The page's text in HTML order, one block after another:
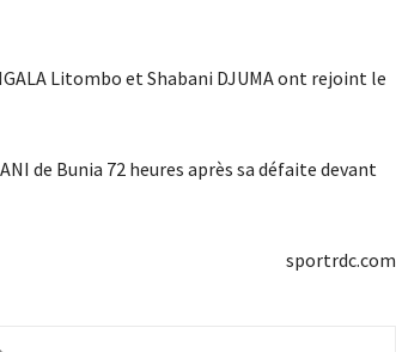
Litombo et Shabani DJUMA ont rejoint le
de Bunia 72 heures après sa défaite devant
sportrdc.com